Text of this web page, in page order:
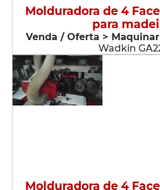
Molduradora de 4
para
Venda / Oferta >
Wadkin
Molduradora de 4